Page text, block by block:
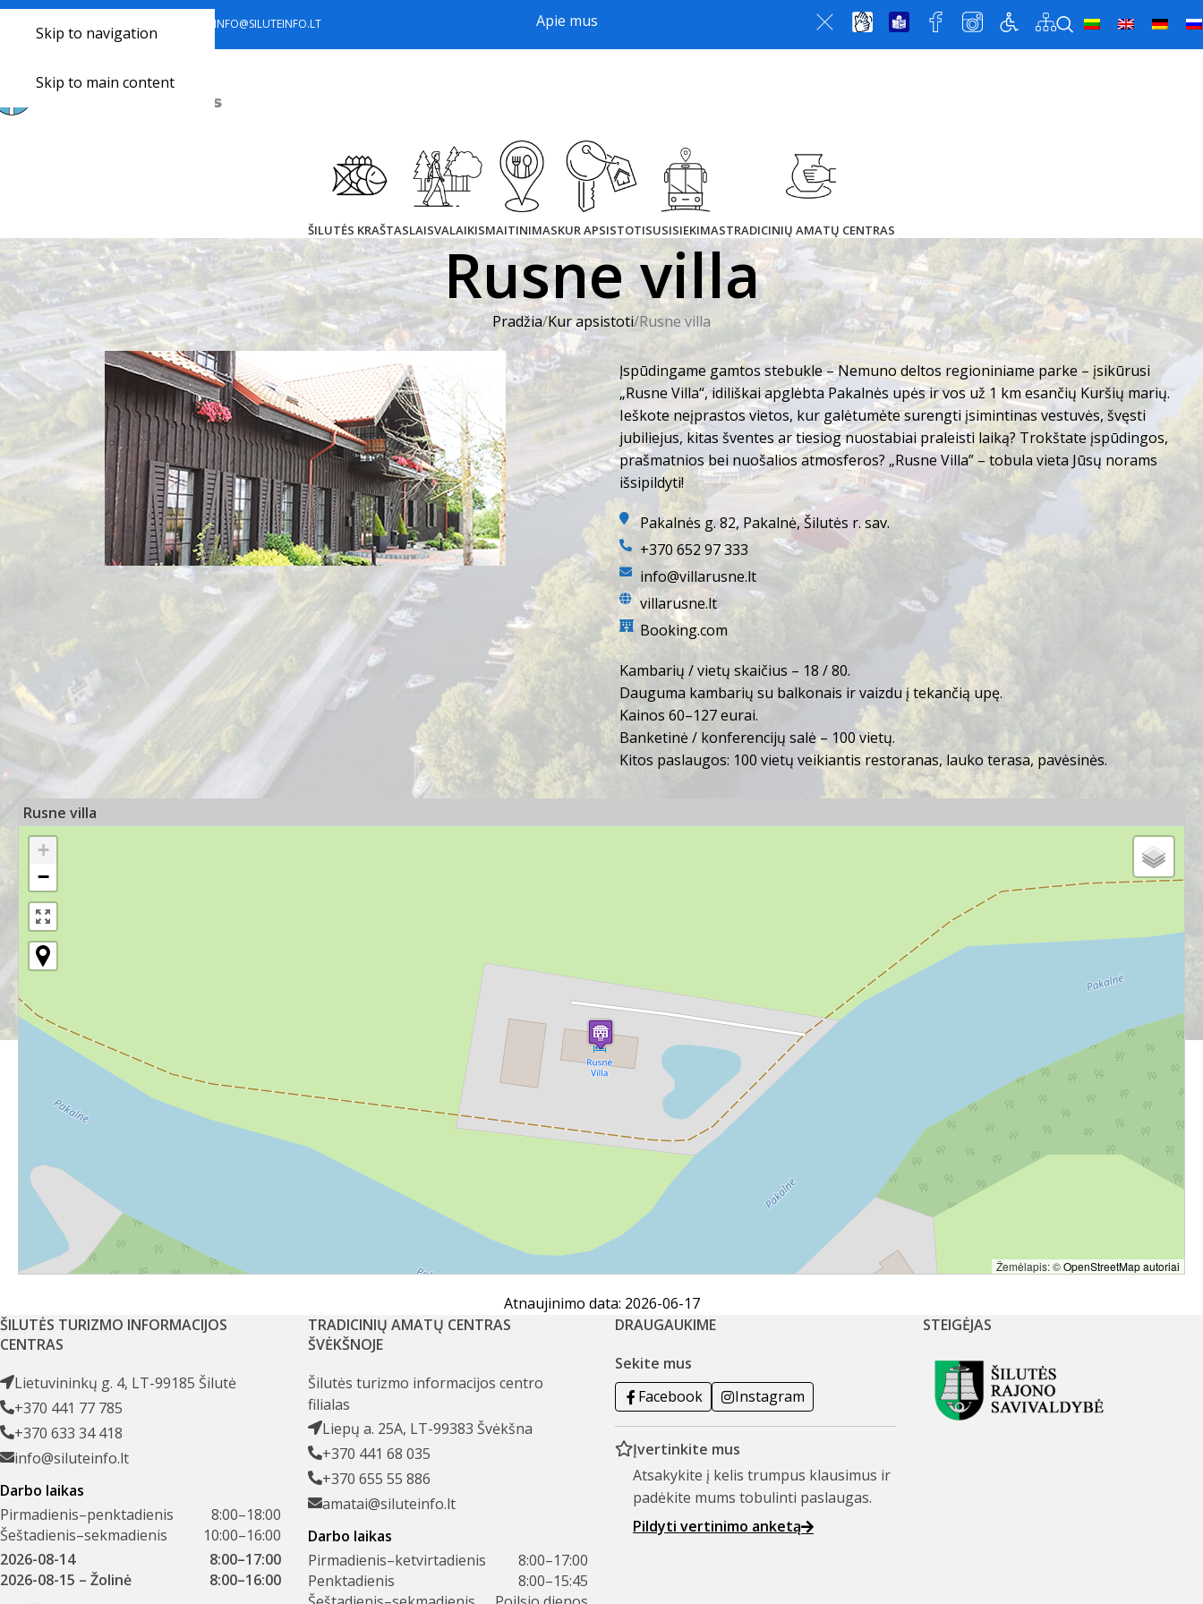
Skip to navigation
Skip to main content
INFO@SILUTEINFO.LT Apie mus
ŠILUTĖS KRAŠTASLAISVALAIKISMAITINIMASKUR APSISTOTISUSISIEKIMASTRADICINIŲ AMATŲ CENTRAS
Rusne villa
Pradžia Kur apsistoti Rusne villa
Įspūdingame gamtos stebukle – Nemuno deltos regioniniame parke – įsikūrusi
„Rusne Villa“, idiliškai apglėbta Pakalnės upės ir vos už 1 km esančių Kuršių marių.
Ieškote neįprastos vietos, kur galėtumėte surengti įsimintinas vestuvės, švęsti
jubiliejus, kitas šventes ar tiesiog nuostabiai praleisti laiką? Trokštate įspūdingos,
prašmatnios bei nuošalios atmosferos? „Rusne Villa” – tobula vieta Jūsų norams
išsipildyti!
Pakalnės g. 82, Pakalnė, Šilutės r. sav.
+370 652 97 333
info@villarusne.lt
villarusne.lt
Booking.com
Kambarių / vietų skaičius – 18 / 80.
Dauguma kambarių su balkonais ir vaizdu į tekančią upę.
Kainos 60–127 eurai.
Banketinė / konferencijų salė – 100 vietų.
Kitos paslaugos: 100 vietų veikiantis restoranas, lauko terasa, pavėsinės.
Rusne villa
+
−
Žemėlapis: ©OpenStreetMap autoriai
Atnaujinimo data: 2026-06-17
ŠILUTĖS TURIZMO INFORMACIJOS
CENTRAS
Lietuvininkų g. 4, LT-99185 Šilutė
+370 441 77 785
+370 633 34 418
info@siluteinfo.lt
Darbo laikas
Pirmadienis–penktadienis
8:00–18:00
Šeštadienis–sekmadienis
10:00–16:00
2026-08-14
8:00–17:00
2026-08-15 – Žolinė
8:00–16:00
TRADICINIŲ AMATŲ CENTRAS
ŠVĖKŠNOJE
Šilutės turizmo informacijos centro
filialas
Liepų a. 25A, LT-99383 Švėkšna
+370 441 68 035
+370 655 55 886
amatai@siluteinfo.lt
Darbo laikas
Pirmadienis–ketvirtadienis
8:00–17:00
Penktadienis
8:00–15:45
DRAUGAUKIME
Sekite mus
Facebook
Instagram
Įvertinkite mus
Atsakykite į kelis trumpus klausimus ir
padėkite mums tobulinti paslaugas.
Pildyti vertinimo anketą
STEIGĖJAS